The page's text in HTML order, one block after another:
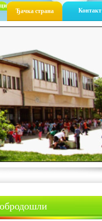
Ђачка страна Контакт